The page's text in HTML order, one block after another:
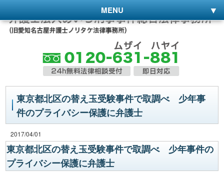
MENU
東京都北区の替え玉受験事件で取調べ 少年事
件のプライバシー保護に弁護士
2017/04/01
東京都北区の替え玉受験事件で取調べ 少年事件の
プライバシー保護に弁護士